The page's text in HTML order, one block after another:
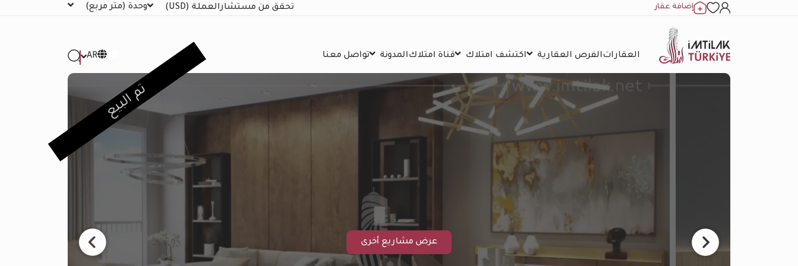
إضافة عقار تحقق من مستشارالعملة (USD) وحدة (متر مربع)
العقاراتالفرص العقارية اكتشف امتلاك قناة امتلاكالمدونة تواصل معنا AR
تم البيع
عرض مشاريع أخرى